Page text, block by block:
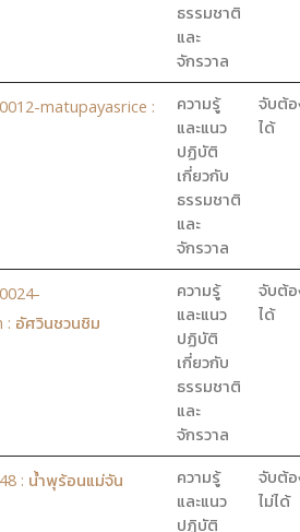
ธรรมชาติ
และ
จักรวาล
matupayasrice :
ความรู้
และแนว
ปฏิบัติ
เกี่ยวกับ
ธรรมชาติ
และ
จักรวาล
จับต้
ได้
: อัศวินชวนชิม
ความรู้
และแนว
ปฏิบัติ
เกี่ยวกับ
ธรรมชาติ
และ
จักรวาล
จับต้
ได้
: น้ำพุร้อนแม่จัน
ความรู้
และแนว
ปฏิบัติ
จับต้
ไม่ได้